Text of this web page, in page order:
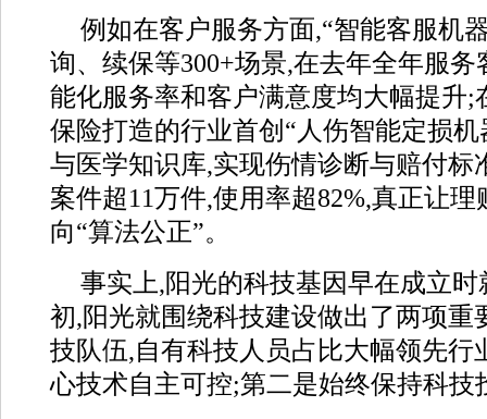
例如在客户服务方面,“智能客服机
询、续保等300+场景,在去年全年服务
能化服务率和客户满意度均大幅提升;
保险打造的行业首创“人伤智能定损
与医学知识库,实现伤情诊断与赔付标
案件超11万件,使用率超82%,真正让理
向“算法公正”。
事实上,阳光的科技基因早在成立
初,阳光就围绕科技建设做出了两项重
技队伍,自有科技人员占比大幅领先行
心技术自主可控;第二是始终保持科技